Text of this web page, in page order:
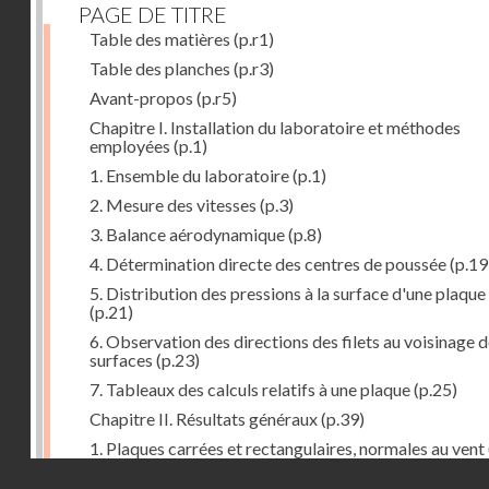
PAGE DE TITRE
Table des matières (p.r1)
Table des planches (p.r3)
Avant-propos (p.r5)
Chapitre I. Installation du laboratoire et méthodes
employées (p.1)
1. Ensemble du laboratoire(p.1)
2. Mesure des vitesses (p.3)
3. Balance aérodynamique(p.8)
4. Détermination directe des centres de poussée
5. Distribution des pressions à la surface d'une plaque
(p.21)
6. Observation des directions des filets au voisinage
surfaces (p.23)
7. Tableaux des calculs relatifs à une plaque(p.25)
Chapitre II. Résultats généraux(p.39)
1. Plaques carrées et rectangulaires, normales au vent